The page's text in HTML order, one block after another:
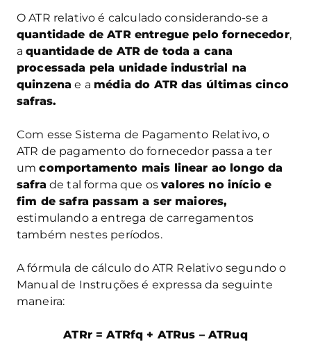
O ATR relativo é calculado considerando-se a
quantidade de ATR entregue pelo fornecedor,
aquantidade de ATR de toda a cana
processada pela unidade industrial na
quinzena e a média do ATR das últimas cinco
safras.
Com esse Sistema de Pagamento Relativo, o
ATR de pagamento do fornecedor passa a ter
umcomportamento mais linear ao longo da
safrade tal forma que osvalores no início e
fim de safra passam a ser maiores,
estimulando a entrega de carregamentos
também nestes períodos.
A fórmula de cálculo do ATR Relativo segundo o
Manual de Instruções é expressa da seguinte
maneira:
ATRr = ATRfq + ATRus – ATRuq